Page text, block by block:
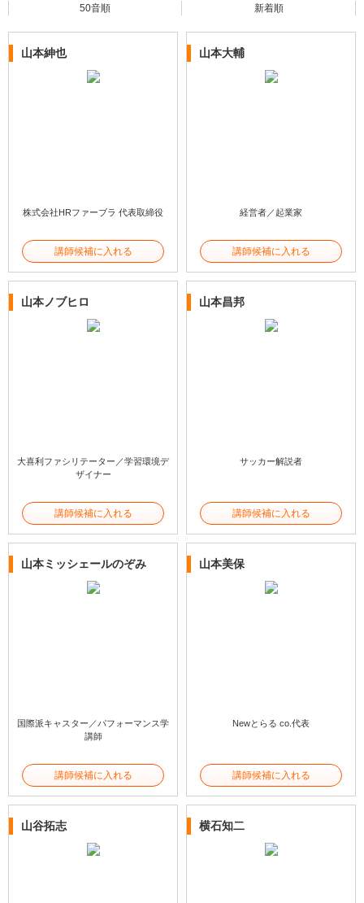
50音順 新着順
山本紳也
株式会社HRファーブラ 代表取締役
講師候補に入れる
山本大輔
経営者／起業家
講師候補に入れる
山本ノブヒロ
大喜利ファシリテーター／学習環境デ
ザイナー
講師候補に入れる
山本昌邦
サッカー解説者
講師候補に入れる
山本ミッシェールのぞみ
国際派キャスター／パフォーマンス学
講師
講師候補に入れる
山本美保
Newとらる co.代表
講師候補に入れる
山谷拓志 横石知二